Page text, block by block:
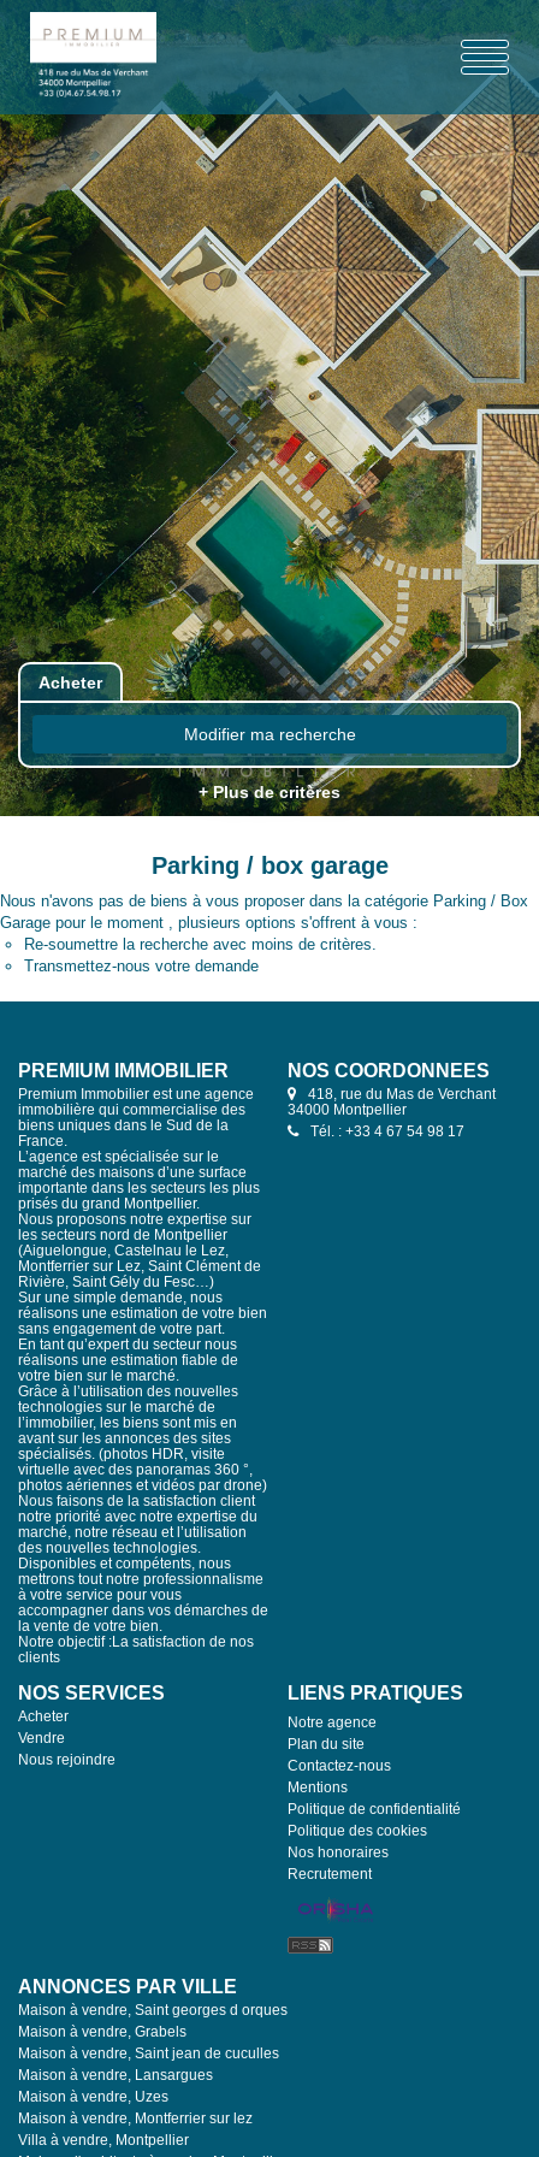
Acheter
Modifier ma recherche
+ Plus de critères
Parking / box garage
Nous n'avons pas de biens à vous proposer dans la catégorie Parking / Box
Garage pour le moment , plusieurs options s'offrent à vous :
Re-soumettre la recherche avec moins de critères.
Transmettez-nous votre demande
PREMIUM IMMOBILIER
Premium Immobilier est une agence
immobilière qui commercialise des
biens uniques dans le Sud de la
France.
L’agence est spécialisée sur le
marché des maisons d’une surface
importante dans les secteurs les plus
prisés du grand Montpellier.
Nous proposons notre expertise sur
les secteurs nord de Montpellier
(Aiguelongue, Castelnau le Lez,
Montferrier sur Lez, Saint Clément de
Rivière, Saint Gély du Fesc…)
Sur une simple demande, nous
réalisons une estimation de votre bien
sans engagement de votre part.
En tant qu’expert du secteur nous
réalisons une estimation fiable de
votre bien sur le marché.
Grâce à l’utilisation des nouvelles
technologies sur le marché de
l’immobilier, les biens sont mis en
avant sur les annonces des sites
spécialisés. (photos HDR, visite
virtuelle avec des panoramas 360 °,
photos aériennes et vidéos par drone)
Nous faisons de la satisfaction client
notre priorité avec notre expertise du
marché, notre réseau et l’utilisation
des nouvelles technologies.
Disponibles et compétents, nous
mettrons tout notre professionnalisme
à votre service pour vous
accompagner dans vos démarches de
la vente de votre bien.
Notre objectif :La satisfaction de nos
clients
NOS COORDONNÉES
418, rue du Mas de Verchant
34000 Montpellier
Tél. : +33 4 67 54 98 17
NOS SERVICES
Acheter
Vendre
Nous rejoindre
LIENS PRATIQUES
Notre agence
Plan du site
Contactez-nous
Mentions
Politique de confidentialité
Politique des cookies
Nos honoraires
Recrutement
ANNONCES PAR VILLE
Maison à vendre, Saint georges d orques
Maison à vendre, Grabels
Maison à vendre, Saint jean de cuculles
Maison à vendre, Lansargues
Maison à vendre, Uzes
Maison à vendre, Montferrier sur lez
Villa à vendre, Montpellier